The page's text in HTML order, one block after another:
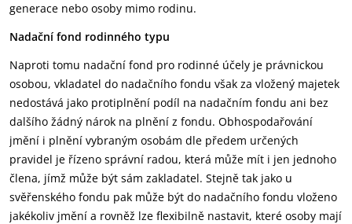
generace nebo osoby mimo rodinu.
Nadační fond rodinného typu
Naproti tomu nadační fond pro rodinné účely je právnickou
osobou, vkladatel do nadačního fondu však za vložený majetek
nedostává jako protiplnění podíl na nadačním fondu ani bez
dalšího žádný nárok na plnění z fondu. Obhospodařování
jmění i plnění vybraným osobám dle předem určených
pravidel je řízeno správní radou, která může mít i jen jednoho
člena, jímž může být sám zakladatel. Stejně tak jako u
svěřenského fondu pak může být do nadačního fondu vloženo
jakékoliv jmění a rovněž lze flexibilně nastavit, které osoby mají